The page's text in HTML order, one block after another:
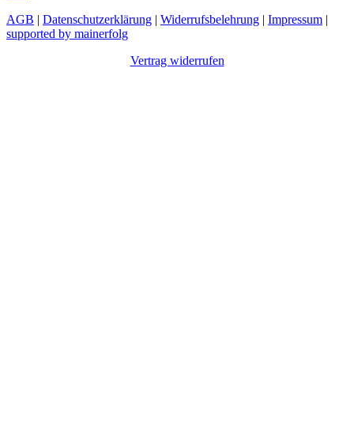
AGB | Datenschutzerklärung | Widerrufsbelehrung | Impressum |
supported by mainerfolg
Vertrag widerrufen